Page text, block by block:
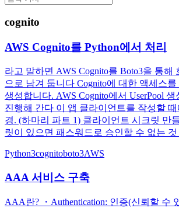
cognito
AWS Cognito를 Python에서 처리
라고 말하면 AWS Cognito를 Boto3을 통해
으로 남겨 둡니다 Cognito에 대한 액세스
생성합니다. AWS Cognito에서 UserPool 생
진행해 간다 이 앱 클라이언트를 작성할
경. (하마리 파트 1) 클라이언트 시크릿 만
릿이 있으면 패스워드로 승인할 수 없는
Python3cognitoboto3AWS
AAA 서비스 구축
AAA란? ・Authentication: 인증(신뢰할 수